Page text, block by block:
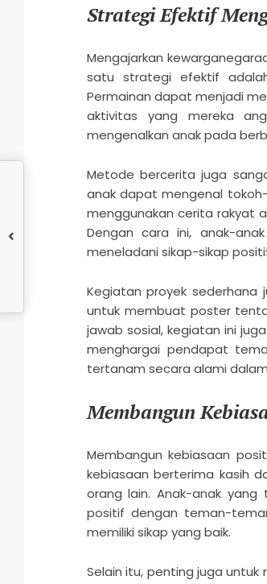
Strategi Efektif
Mengajarkan
satu strategi efektif
Permainan dapat menjadi
aktivitas yang mereka
mengenalkan anak pada
Metode bercerita juga
anak dapat mengenal
menggunakan cerita rakyat
Dengan cara ini, anak-
meneladani sikap-sikap
Kegiatan proyek sederhana
untuk membuat poster
jawab sosial, kegiatan ini
menghargai pendapat
tertanam secara alami
Membangun
Membangun kebiasaan
kebiasaan berterima kasih
orang lain. Anak-anak
positif dengan teman-
memiliki sikap yang baik.
Selain itu, penting juga